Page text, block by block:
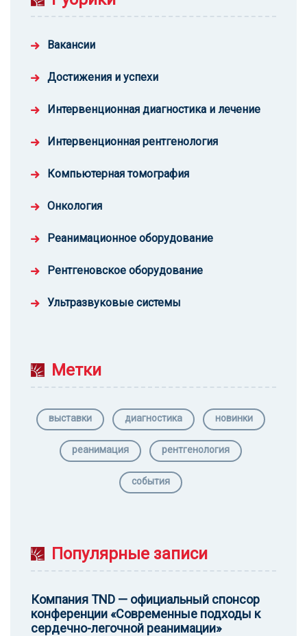
Вакансии
Достижения и успехи
Интервенционная диагностика и лечение
Интервенционная рентгенология
Компьютерная томография
Онкология
Реанимационное оборудование
Рентгеновское оборудование
Ультразвуковые системы
Метки
выставки диагностика новинки
реанимация рентгенология
события
Популярные записи
Компания TND — официальный спонсор
конференции «Современные подходы к
сердечно-легочной реанимации»